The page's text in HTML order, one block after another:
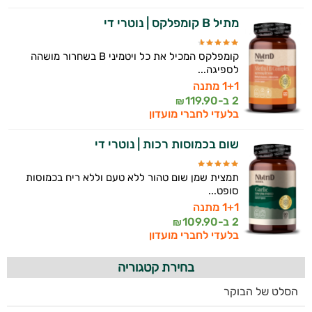
מתיל B קומפלקס | נוטרי די
קומפלקס המכיל את כל ויטמיני B בשחרור מושהה
לספיגה...
1+1 מתנה
2 ב-
119.90
₪
בלעדי לחברי מועדון
שום בכמוסות רכות | נוטרי די
תמצית שמן שום טהור ללא טעם וללא ריח בכמוסות
סופט...
1+1 מתנה
2 ב-
109.90
₪
בלעדי לחברי מועדון
בחירת קטגוריה
הסלט של הבוקר